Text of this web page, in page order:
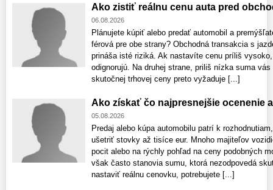
Ako zistiť reálnu cenu auta pred
06.08.2026
Plánujete kúpiť alebo predať automobil a
férová pre obe strany? Obchodná transakcia s
prináša isté riziká. Ak nastavíte cenu príliš
odignorujú. Na druhej strane, priliš nízka suma
skutočnej trhovej ceny preto vyžaduje [...]
Ako získať čo najpresnejšie ocenenie
05.08.2026
Predaj alebo kúpa automobilu patrí k
ušetriť stovky až tisíce eur. Mnoho majiteľov
pocit alebo na rýchly pohľad na ceny podobných
však často stanovia sumu, ktorá nezodpovedá
nastaviť reálnu cenovku, potrebujete [...]